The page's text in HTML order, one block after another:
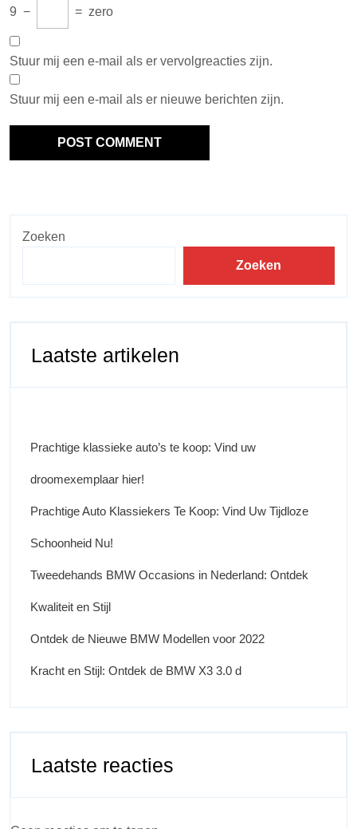
9 − = zero
Stuur mij een e-mail als er vervolgreacties zijn.
Stuur mij een e-mail als er nieuwe berichten zijn.
Zoeken
Zoeken
Laatste artikelen
Prachtige klassieke auto’s te koop: Vind uw
droomexemplaar hier!
Prachtige Auto Klassiekers Te Koop: Vind Uw Tijdloze
Schoonheid Nu!
Tweedehands BMW Occasions in Nederland: Ontdek
Kwaliteit en Stijl
Ontdek de Nieuwe BMW Modellen voor 2022
Kracht en Stijl: Ontdek de BMW X3 3.0 d
Laatste reacties